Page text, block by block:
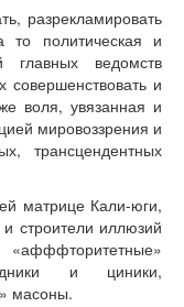
разрекламировать
политическая и
главных ведомств
и
воля, увязанная и
мировоззрения и
трансцендентных
матрице Кали-юги,
строители иллюзий
и циники,
масоны.